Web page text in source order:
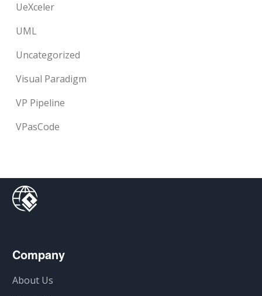
UeXceler
UML
Uncategorized
Visual Paradigm
VP Pipeline
VPasCode
Company
About Us